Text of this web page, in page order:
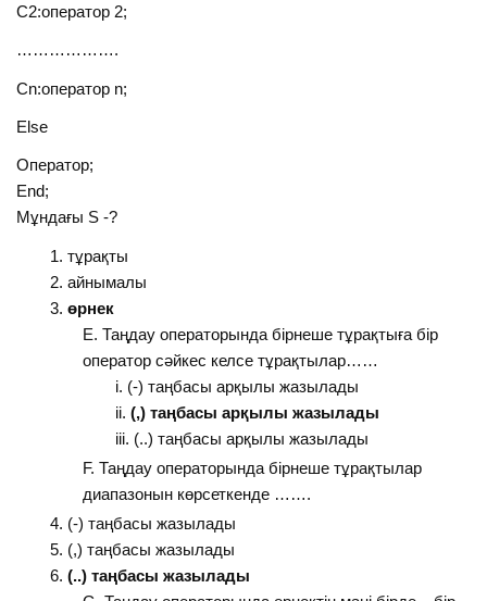
C2:оператор 2;
……………….
Cn:оператор n;
Else
Оператор;
End;
Мұндағы S -?
тұрақты
айнымалы
өрнек
Таңдау операторында бірнеше тұрақтыға бір
оператор сәйкес келсе тұрақтылар……
(-) таңбасы арқылы жазылады
(,) таңбасы арқылы жазылады
(..) таңбасы арқылы жазылады
Таңдау операторында бірнеше тұрақтылар
диапазонын көрсеткенде …….
(-) таңбасы жазылады
(,) таңбасы жазылады
(..) таңбасы жазылады